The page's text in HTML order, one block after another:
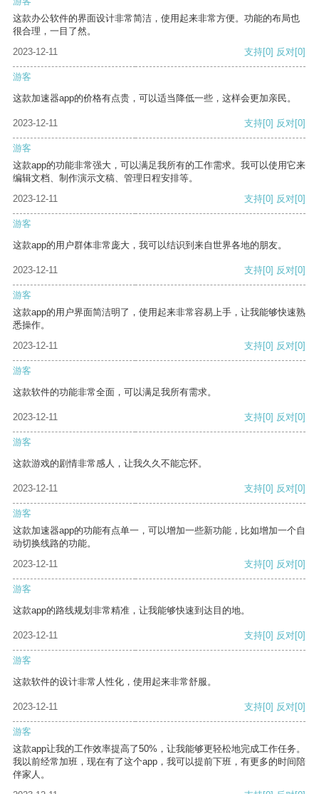
这款办公软件的界面设计非常简洁，使用起来非常方便。功能的布局也
很合理，一目了然。
2023-12-11
支持[0] 反对[0]
游客
这款加速器app的价格有点贵，可以适当降低一些，这样会更加亲民。
2023-12-11 支持[0] 反对[0]
游客
这款app的功能非常强大，可以满足我所有的工作需求。我可以使用它来
编辑文档、制作演示文稿、管理日程安排等。
2023-12-11
支持[0] 反对[0]
游客
这款app的用户群体非常庞大，我可以结识到来自世界各地的朋友。
2023-12-11 支持[0] 反对[0]
游客
这款app的用户界面简洁明了，使用起来非常容易上手，让我能够快速熟
悉操作。
2023-12-11
支持[0] 反对[0]
游客
这款软件的功能非常全面，可以满足我所有需求。
2023-12-11 支持[0] 反对[0]
游客
这款游戏的剧情非常感人，让我久久不能忘怀。
2023-12-11 支持[0] 反对[0]
游客
这款加速器app的功能有点单一，可以增加一些新功能，比如增加一个自
动切换线路的功能。
2023-12-11
支持[0] 反对[0]
游客
这款app的路线规划非常精准，让我能够快速到达目的地。
2023-12-11 支持[0] 反对[0]
游客
这款软件的设计非常人性化，使用起来非常舒服。
2023-12-11 支持[0] 反对[0]
游客
这款app让我的工作效率提高了50%，让我能够更轻松地完成工作任务。
我以前经常加班，现在有了这个app，我可以提前下班，有更多的时间陪
伴家人。